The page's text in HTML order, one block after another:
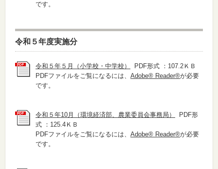
です。
令和５年度実施分
令和５年５月（小学校・中学校）
PDF形式 ：107.2ＫＢ
PDFファイルをご覧になるには、 Adobe® Reader®が必要
です。
令和５年10月（環境経済部、農業委員会事務局）
PDF形
式 ：125.4ＫＢ
PDFファイルをご覧になるには、 Adobe® Reader®が必要
です。